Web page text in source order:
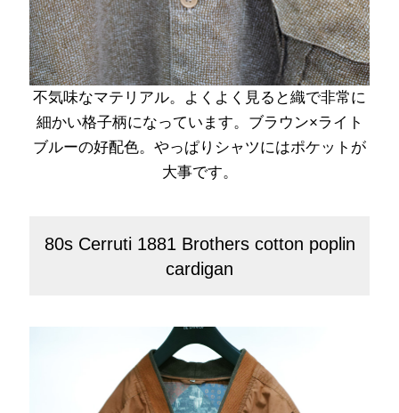
不気味なマテリアル。よくよく見ると織で非常に
細かい格子柄になっています。ブラウン×ライト
ブルーの好配色。やっぱりシャツにはポケットが
大事です。
80s Cerruti 1881 Brothers cotton poplin
cardigan